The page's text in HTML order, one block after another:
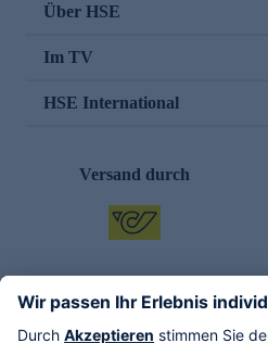
Über HSE
Im TV
HSE International
Versand durch
AGB Datenschutz